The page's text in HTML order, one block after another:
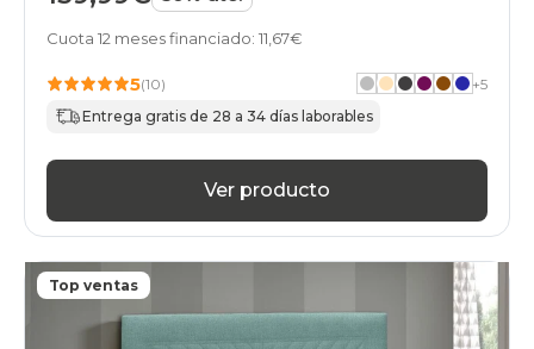
Cuota 12 meses financiado: 11,67€
5(10) +5
Entrega gratis de 28 a 34 días laborables
Ver producto
Top ventas